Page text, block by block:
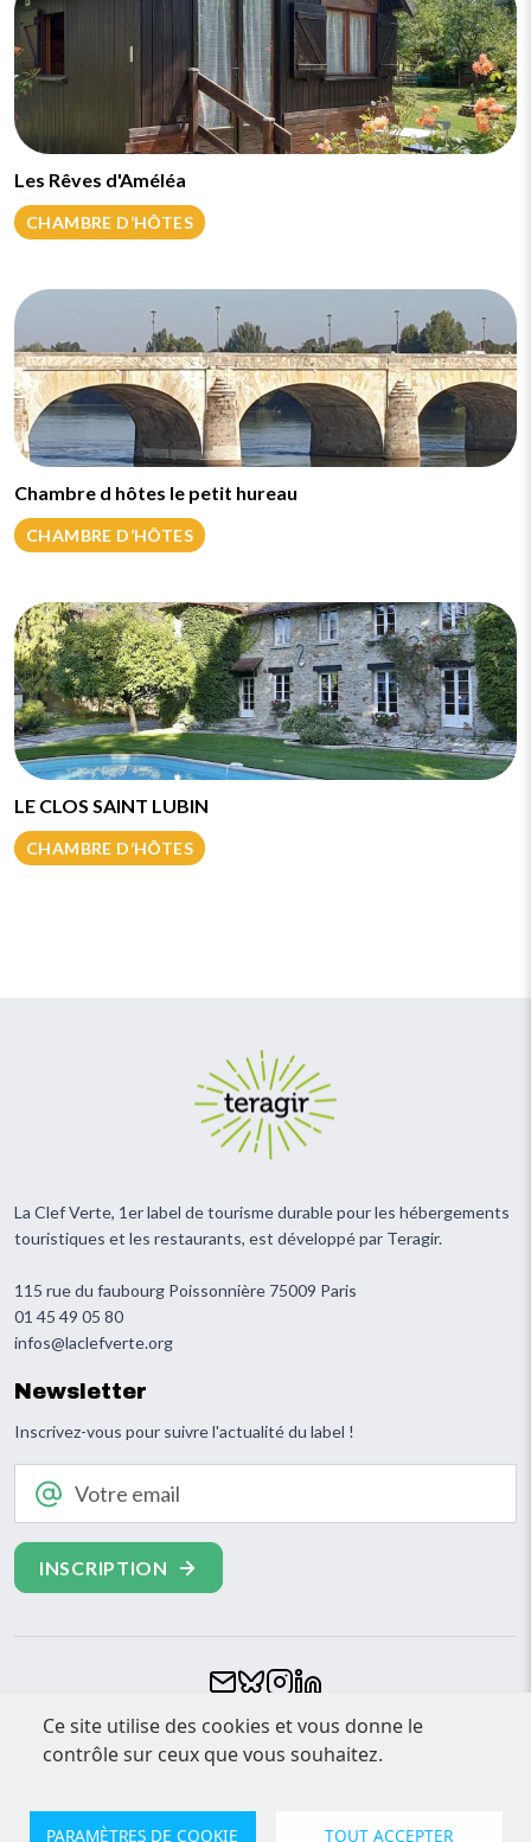
Les Rêves d'Améléa
CHAMBRE D’HÔTES
Chambre d hôtes le petit hureau
CHAMBRE D’HÔTES
LE CLOS SAINT LUBIN
CHAMBRE D’HÔTES
Ce site utilise des cookies et vous donne le
contrôle sur ceux que vous souhaitez.
PARAMÈTRES DE COOKIE TOUT ACCEPTER
La Clef Verte, 1er label de tourisme durable pour les hébergements
touristiques et les restaurants, est développé par Teragir.
115 rue du faubourg Poissonnière 75009 Paris
01 45 49 05 80
infos@laclefverte.org
Newsletter
Inscrivez-vous pour suivre l'actualité du label !
Footer
CONTACT
ESPACE PRESSE
MENTIONS LÉGALES